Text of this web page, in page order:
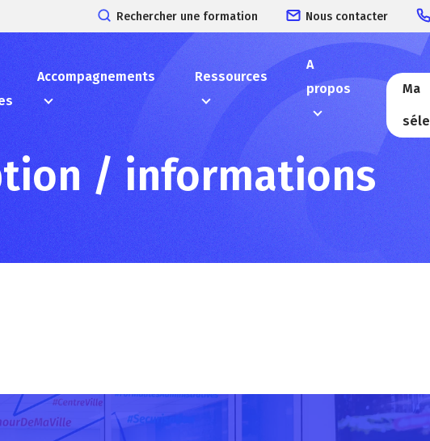
Rechercher une formation Nous contacter
Accompagnements Ressources
A
propos
Ma
/ informations